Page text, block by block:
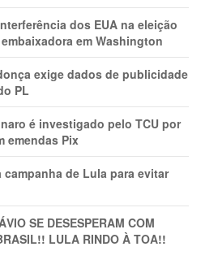
dos EUA na eleição
em Washington
exige dados de publicidade
PL
é investigado pelo TCU por
emendas Pix
campanha de Lula para evitar
SE DESESPERAM COM
LULA RINDO À TOA!!